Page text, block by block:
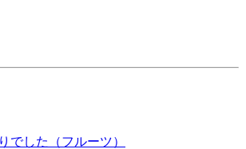
でした（フルーツ）